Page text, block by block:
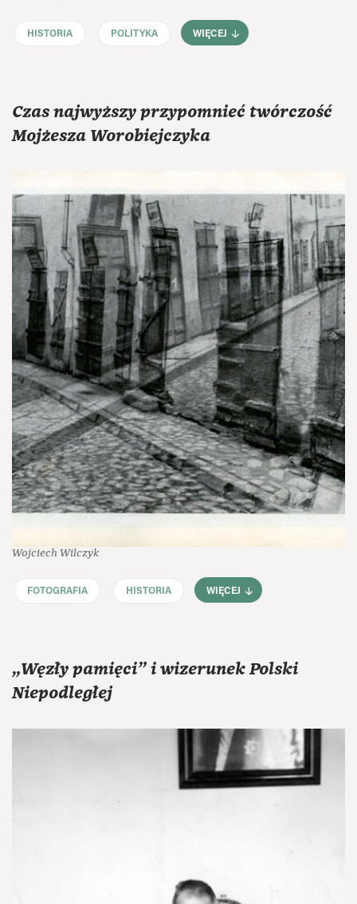
HISTORIA POLITYKA WIĘCEJ
Czas najwyższy przypomnieć twórczość
Mojżesza Worobiejczyka
Wojciech Wilczyk
FOTOGRAFIA HISTORIA WIĘCEJ
„Węzły pamięci” i wizerunek Polski
Niepodległej